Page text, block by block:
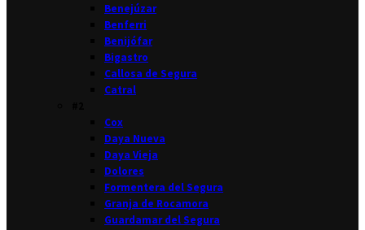
Benejúzar
Benferri
Benijófar
Bigastro
Callosa de Segura
Catral
Cox
Daya Nueva
Daya Vieja
Dolores
Formentera del Segura
Granja de Rocamora
Guardamar del Segura